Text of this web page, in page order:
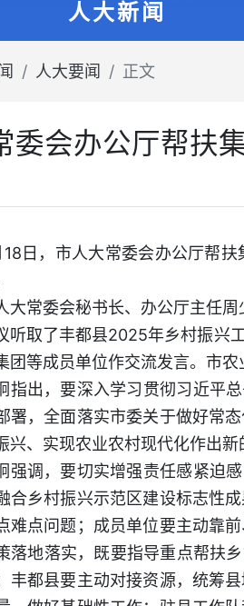
人大新闻
人大要闻 正文
委会办公厅帮扶
18日，市人大常委会办公厅帮
大常委会秘书长、办公厅主任
听取了丰都县2025年乡村振兴
团等成员单位作交流发言。市
指出，要深入学习贯彻习近平
署，全面落实市委关于做好常
兴、实现农业农村现代化作出
强调，要切实增强责任感紧迫
合乡村振兴示范区建设标志性
难点问题；成员单位要主动靠
落地落实，既要指导重点帮扶
丰都县要主动对接资源，统筹